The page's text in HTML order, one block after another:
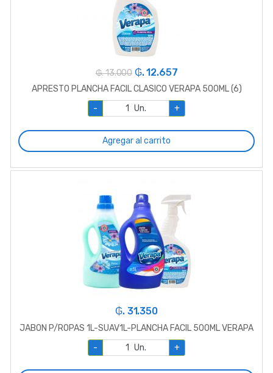
₲. 13.000 ₲. 12.657
APRESTO PLANCHA FACIL CLASICO VERAPA 500ML (6)
-
Un. +
Agregar al carrito
₲. 31.350
JABON P/ROPAS 1L-SUAV1L-PLANCHA FACIL 500ML VERAPA
-
Un. +